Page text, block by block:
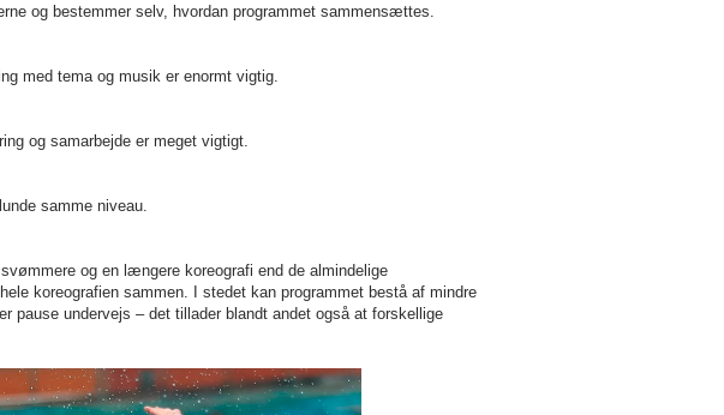
og bestemmer selv, hvordan programmet sammensættes.
med tema og musik er enormt vigtig.
og samarbejde er meget vigtigt.
samme niveau.
og en længere koreografi end de almindelige
koreografien sammen. I stedet kan programmet bestå af mindre
pause undervejs – det tillader blandt andet også at forskellige